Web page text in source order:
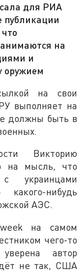
для РИА
публикации
на
и
оружием
на свои
выполняет на
должны быть в
Викторию
на мысль, что
украинцами
нибудь
АЭС.
на самом
чего-то
автор
не так, США